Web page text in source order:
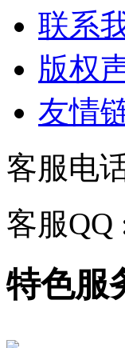
联系
版权
友情
客服电
客服QQ
特色服